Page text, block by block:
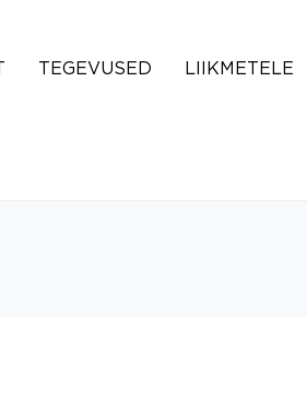
TEGEVUSED LIIKMETELE